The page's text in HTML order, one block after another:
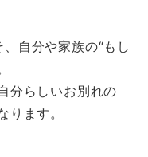
自分や家族の“もし
分らしいお別れの
ります。